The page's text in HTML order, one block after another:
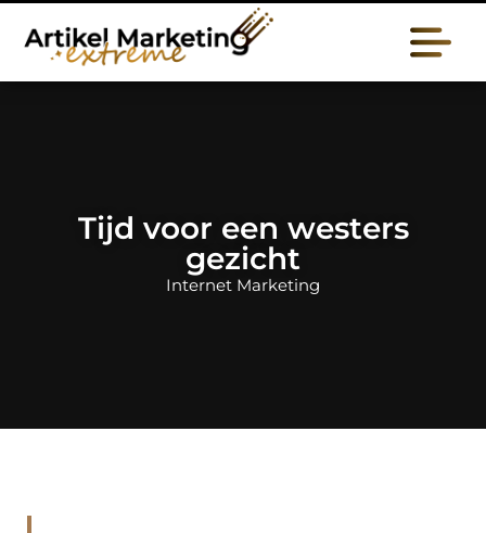
Tijd voor een westers
gezicht
Internet Marketing